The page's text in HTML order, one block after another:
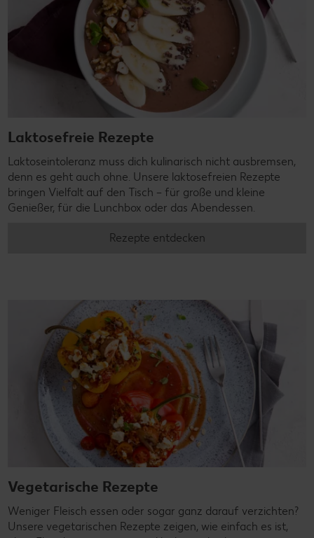
Laktosefreie Rezepte
Laktoseintoleranz muss dich kulinarisch nicht ausbremsen,
denn es geht auch ohne. Unsere laktosefreien Rezepte
bringen Vielfalt auf den Tisch – für große und kleine
Genießer, für die Lunchbox oder das Abendessen.
Rezepte entdecken
Vegetarische Rezepte
Weniger Fleisch essen oder sogar ganz darauf verzichten?
Unsere vegetarischen Rezepte zeigen, wie einfach es ist,